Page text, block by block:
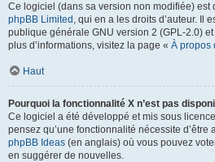
Ce logiciel (dans sa version non modifiée) est
phpBB Limited , qui en a les droits d’auteur. Il
publique générale GNU version 2 (GPL-2.0)
plus d’informations, visitez la page « À propos
Haut
Pourquoi la fonctionnalité X n’est pas
Ce logiciel a été développé et mis sous
pensez qu’une fonctionnalité nécessite d’être
phpBB Ideas (en anglais) où vous pouvez
en suggérer de nouvelles.